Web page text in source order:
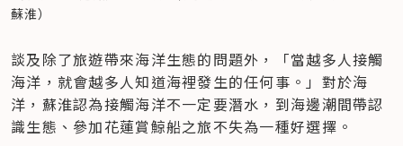
蘇淮）
談及除了旅遊帶來海洋生態的問題外，「當越多人接觸
海洋，就會越多人知道海裡發生的任何事。」對於海
洋，蘇淮認為接觸海洋不一定要潛水，到海邊潮間帶認
識生態、參加花蓮賞鯨船之旅不失為一種好選擇。